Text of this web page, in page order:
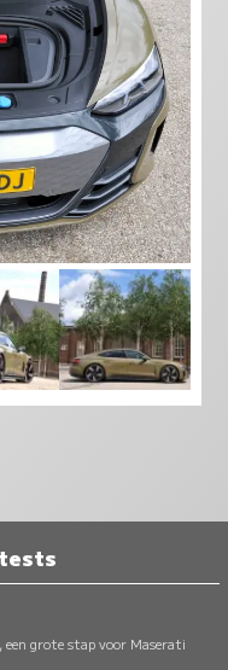
een grote stap voor Maserati